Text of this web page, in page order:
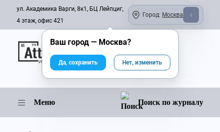
ул. Академика Варги, 8к1, БЦ Лейпциг,
4 этаж, офис 421
Город: Москва
Онлайн-журнал
Меню Поиск по журналу
Ваш город — Москва?
Да, сохранить Нет, изменить